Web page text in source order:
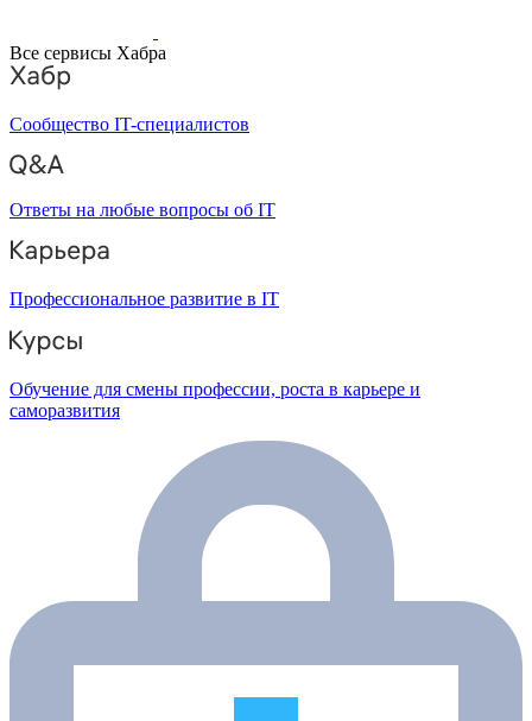
Все сервисы Хабра
Сообщество IT-специалистов
Ответы на любые вопросы об IT
Профессиональное развитие в IT
Обучение для смены профессии, роста в карьере и
саморазвития